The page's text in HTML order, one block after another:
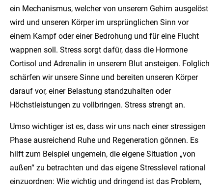
ein Mechanismus, welcher von unserem Gehirn ausgelöst
wird und unseren Körper im ursprünglichen Sinn vor
einem Kampf oder einer Bedrohung und für eine Flucht
wappnen soll. Stress sorgt dafür, dass die Hormone
Cortisol und Adrenalin in unserem Blut ansteigen. Folglich
schärfen wir unsere Sinne und bereiten unseren Körper
darauf vor, einer Belastung standzuhalten oder
Höchstleistungen zu vollbringen. Stress strengt an.
Umso wichtiger ist es, dass wir uns nach einer stressigen
Phase ausreichend Ruhe und Regeneration gönnen. Es
hilft zum Beispiel ungemein, die eigene Situation „von
außen“ zu betrachten und das eigene Stresslevel rational
einzuordnen: Wie wichtig und dringend ist das Problem,